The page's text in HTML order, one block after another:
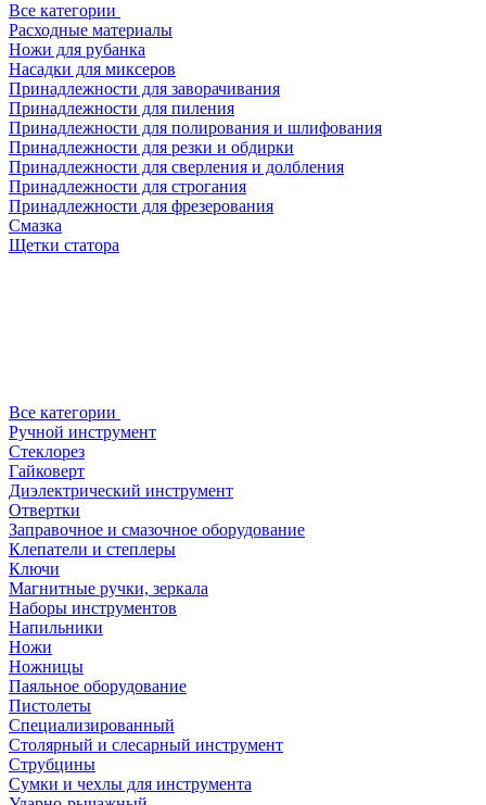
Все категории
Расходные материалы
Ножи для рубанка
Насадки для миксеров
Принадлежности для заворачивания
Принадлежности для пиления
Принадлежности для полирования и шлифования
Принадлежности для резки и обдирки
Принадлежности для сверления и долбления
Принадлежности для строгания
Принадлежности для фрезерования
Смазка
Щетки статора
Все категории
Ручной инструмент
Стеклорез
Гайковерт
Диэлектрический инструмент
Отвертки
Заправочное и смазочное оборудование
Клепатели и степлеры
Ключи
Магнитные ручки, зеркала
Наборы инструментов
Напильники
Ножи
Ножницы
Паяльное оборудование
Пистолеты
Специализированный
Столярный и слесарный инструмент
Струбцины
Сумки и чехлы для инструмента